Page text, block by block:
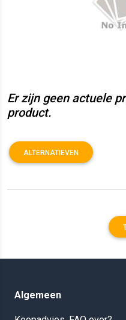
Er zijn geen actuele
product.
ALTERNATIEVEN
Algemeen